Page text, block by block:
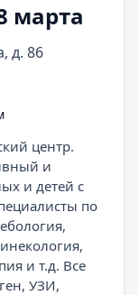
марта
д. 86
центр.
и
и детей с
по
и т.д. Все
УЗИ,